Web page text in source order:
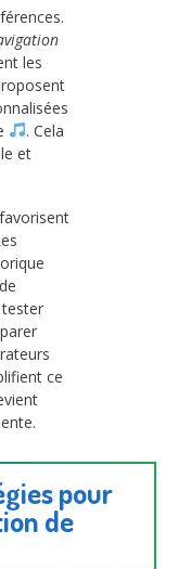
les
. Cela
et
favorisent
tester
ce
pour
de